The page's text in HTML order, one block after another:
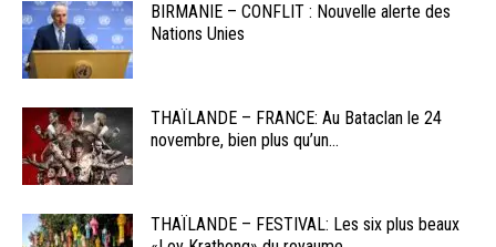
BIRMANIE – CONFLIT : Nouvelle alerte des
Nations Unies
THAÏLANDE – FRANCE: Au Bataclan le 24
novembre, bien plus qu’un...
THAÏLANDE – FESTIVAL: Les six plus beaux